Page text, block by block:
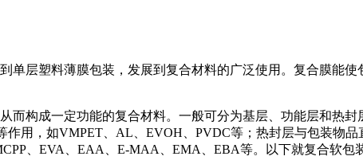
层塑料薄膜包装，发展到复合材料的广泛使用。复合膜能使
构成一定功能的复合材料。一般可分为基层、功能层和热
用，如VMPET、AL、EVOH、PVDC等；热封层与包装物
、EVA、EAA、E-MAA、EMA、EBA等。以下就复合软包